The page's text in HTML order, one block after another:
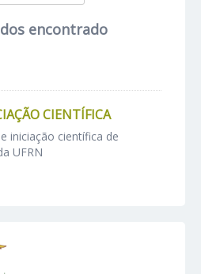
encontrado
CIENTÍFICA
iniciação científica de
UFRN